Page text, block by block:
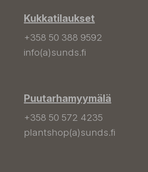
Kukkatilaukset
+358 50 388 9592
info(a)sunds.fi
Puutarhamyymälä
+358 50 572 4235
plantshop(a)sunds.fi